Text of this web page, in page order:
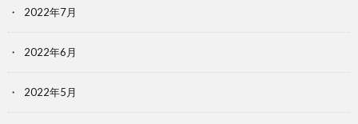
2022年7月
2022年6月
2022年5月